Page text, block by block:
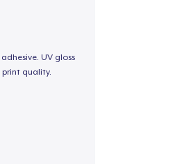
UV gloss
quality.